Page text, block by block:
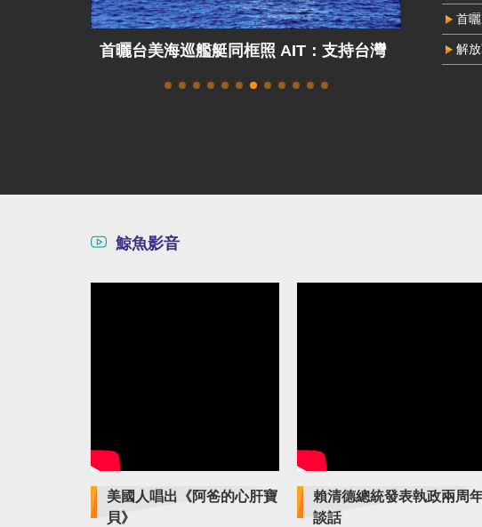
解放軍演練攻占總統府、蘇澳軍港 國防
接受中
薇判刑2
首
解
鯨魚影音
美國人唱出《阿爸的心肝寶
貝》
賴清德總統發表執政兩周
談話